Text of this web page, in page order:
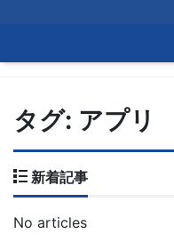
タグ: アプリ
新着記事
No articles